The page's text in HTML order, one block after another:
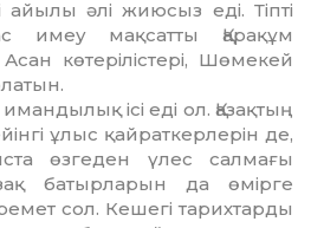
айылы әлі жию­сыз еді. Тіпті
имеу мақсатты Қарақұм
Асан көтерілістері, Шө­мекей
ісі еді ол. Қазақтың
ұлыс қайраткер­ле­рін де,
өзге­ден үлес салмағы
батырларын да өмірге
сол. Ке­шегі тарихтарды